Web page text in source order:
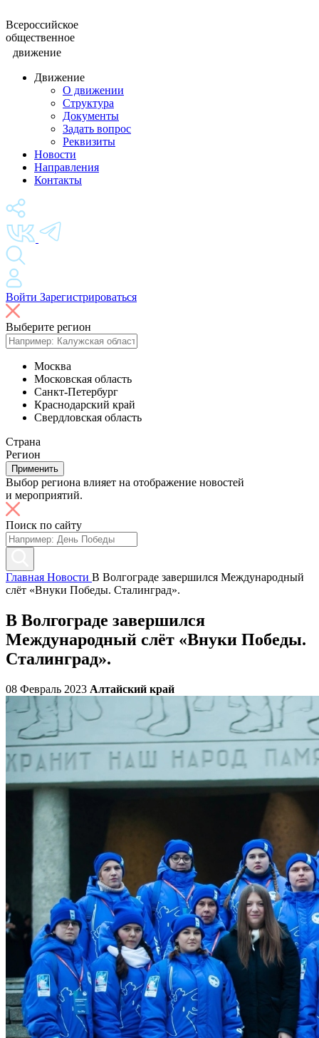
Всероссийское
общественное
движение
Движение
О движении
Структура
Документы
Задать вопрос
Реквизиты
Новости
Направления
Контакты
Войти Зарегистрироваться
Выберите регион
Москва
Московская область
Санкт-Петербург
Краснодарский край
Свердловская область
Страна
Регион
Применить
Выбор региона влияет на отображение новостей
и мероприятий.
Поиск по сайту
Главная Новости В Волгограде завершился Международный
слёт «Внуки Победы. Сталинград».
В Волгограде завершился
Международный слёт «Внуки Победы.
Сталинград».
08 Февраль 2023 Алтайский край